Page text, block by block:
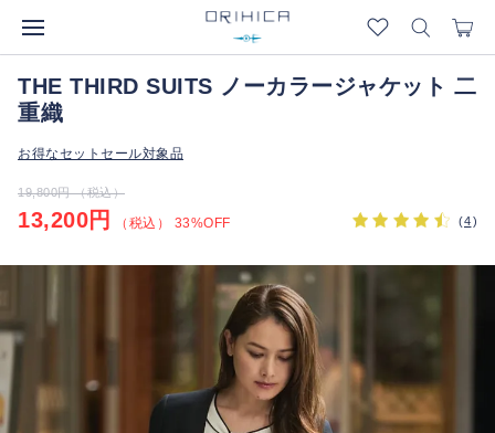
THE THIRD SUITS ノーカラージャケット 二
重織
お得なセットセール対象品
19,800円 （税込）
13,200円 （税込） 33%OFF (4)